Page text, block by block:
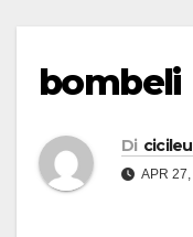
bombeli
Di
APR